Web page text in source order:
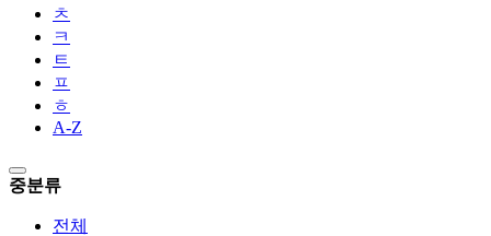
ㅊ
ㅋ
ㅌ
ㅍ
ㅎ
A-Z
중분류
전체